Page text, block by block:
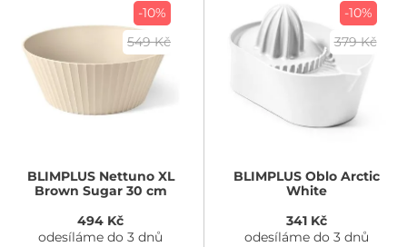
-10%
549 Kč
BLIMPLUSNettuno XL
Brown Sugar 30 cm
494 Kč
odesíláme do 3 dnů
-10%
379 Kč
BLIMPLUSOblo Arctic
White
341 Kč
odesíláme do 3 dnů